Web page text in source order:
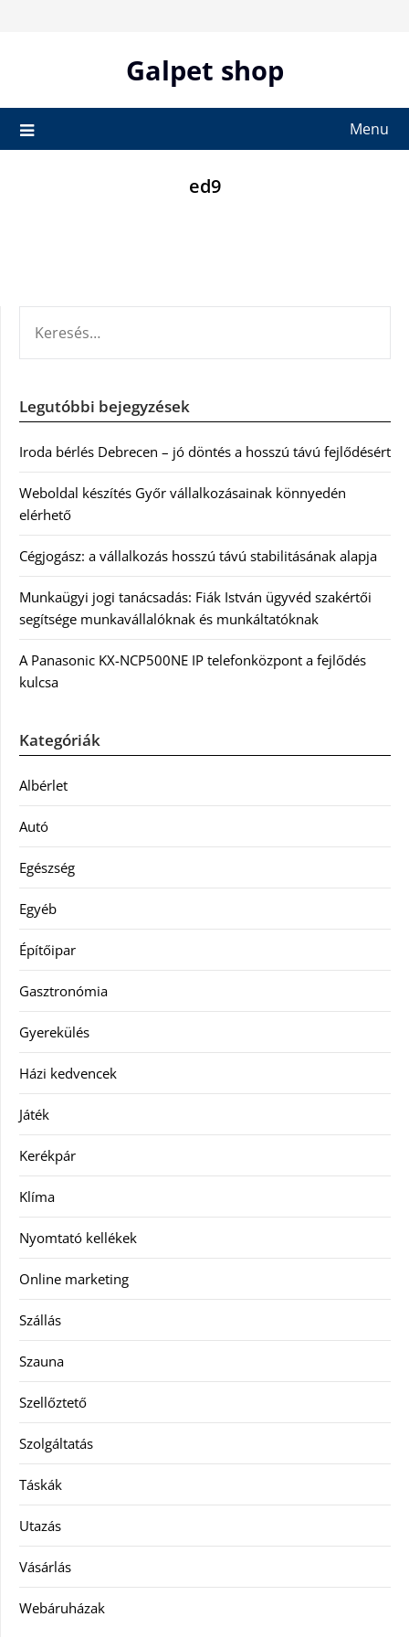
Galpet shop
Menu
ed9
Legutóbbi bejegyzések
Iroda bérlés Debrecen – jó döntés a hosszú távú fejlődésért
Weboldal készítés Győr vállalkozásainak könnyedén
elérhető
Cégjogász: a vállalkozás hosszú távú stabilitásának alapja
Munkaügyi jogi tanácsadás: Fiák István ügyvéd szakértői
segítsége munkavállalóknak és munkáltatóknak
A Panasonic KX-NCP500NE IP telefonközpont a fejlődés
kulcsa
Kategóriák
Albérlet
Autó
Egészség
Egyéb
Építőipar
Gasztronómia
Gyerekülés
Házi kedvencek
Játék
Kerékpár
Klíma
Nyomtató kellékek
Online marketing
Szállás
Szauna
Szellőztető
Szolgáltatás
Táskák
Utazás
Vásárlás
Webáruházak